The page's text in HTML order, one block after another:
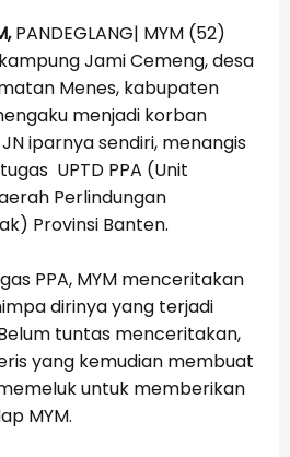
PANDEGLANG| MYM (52)
Jami Cemeng, desa
Menes, kabupaten
menjadi korban
iparnya sendiri, menangis
UPTD PPA (Unit
Perlindungan
Provinsi Banten.
PPA, MYM menceritakan
dirinya yang terjadi
tuntas menceritakan,
yang kemudian membuat
untuk memberikan
MYM.